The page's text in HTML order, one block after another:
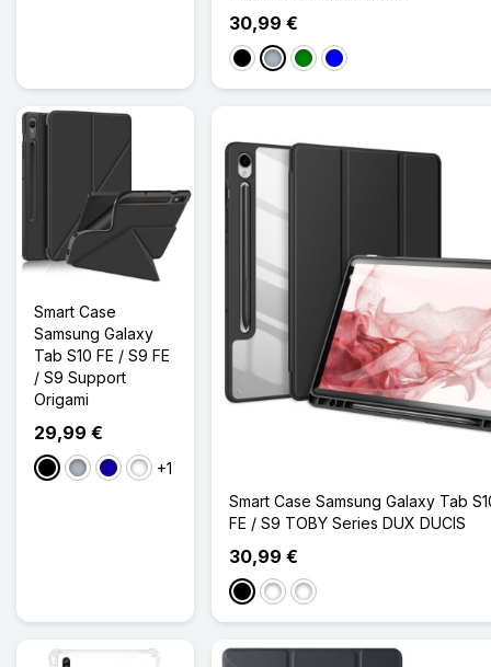
30,99 €
NoirGris VertBleu
Smart Case
Samsung Galaxy
Tab S10 FE / S9 FE
/ S9 Support
Origami
29,99 €
NoirGris Bleu Foncé
Bleu Ciel
+1
Smart Case Samsung Galaxy Tab
FE / S9 TOBY Series DUX DUCIS
30,99 €
NoirRose ClairBleu Bébé